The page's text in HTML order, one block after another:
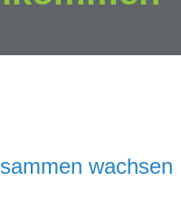
wachsen